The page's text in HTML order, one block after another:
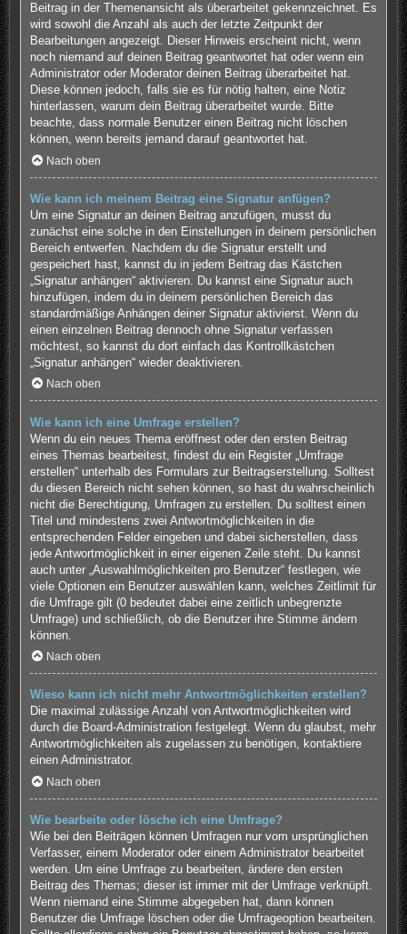
Beitrag in der Themenansicht als überarbeitet gekennzeichnet. Es
wird sowohl die Anzahl als auch der letzte Zeitpunkt der
Bearbeitungen angezeigt. Dieser Hinweis erscheint nicht, wenn
noch niemand auf deinen Beitrag geantwortet hat oder wenn ein
Administrator oder Moderator deinen Beitrag überarbeitet hat.
Diese können jedoch, falls sie es für nötig halten, eine Notiz
hinterlassen, warum dein Beitrag überarbeitet wurde. Bitte
beachte, dass normale Benutzer einen Beitrag nicht löschen
können, wenn bereits jemand darauf geantwortet hat.
Nach oben
Wie kann ich meinem Beitrag eine Signatur anfügen?
Um eine Signatur an deinen Beitrag anzufügen, musst du
zunächst eine solche in den Einstellungen in deinem persönlichen
Bereich entwerfen. Nachdem du die Signatur erstellt und
gespeichert hast, kannst du in jedem Beitrag das Kästchen
„Signatur anhängen“ aktivieren. Du kannst eine Signatur auch
hinzufügen, indem du in deinem persönlichen Bereich das
standardmäßige Anhängen deiner Signatur aktivierst. Wenn du
einen einzelnen Beitrag dennoch ohne Signatur verfassen
möchtest, so kannst du dort einfach das Kontrollkästchen
„Signatur anhängen“ wieder deaktivieren.
Nach oben
Wie kann ich eine Umfrage erstellen?
Wenn du ein neues Thema eröffnest oder den ersten Beitrag
eines Themas bearbeitest, findest du ein Register „Umfrage
erstellen“ unterhalb des Formulars zur Beitragserstellung. Solltest
du diesen Bereich nicht sehen können, so hast du wahrscheinlich
nicht die Berechtigung, Umfragen zu erstellen. Du solltest einen
Titel und mindestens zwei Antwortmöglichkeiten in die
entsprechenden Felder eingeben und dabei sicherstellen, dass
jede Antwortmöglichkeit in einer eigenen Zeile steht. Du kannst
auch unter „Auswahlmöglichkeiten pro Benutzer“ festlegen, wie
viele Optionen ein Benutzer auswählen kann, welches Zeitlimit für
die Umfrage gilt (0 bedeutet dabei eine zeitlich unbegrenzte
Umfrage) und schließlich, ob die Benutzer ihre Stimme ändern
können.
Nach oben
Wieso kann ich nicht mehr Antwortmöglichkeiten erstellen?
Die maximal zulässige Anzahl von Antwortmöglichkeiten wird
durch die Board-Administration festgelegt. Wenn du glaubst, mehr
Antwortmöglichkeiten als zugelassen zu benötigen, kontaktiere
einen Administrator.
Nach oben
Wie bearbeite oder lösche ich eine Umfrage?
Wie bei den Beiträgen können Umfragen nur vom ursprünglichen
Verfasser, einem Moderator oder einem Administrator bearbeitet
werden. Um eine Umfrage zu bearbeiten, ändere den ersten
Beitrag des Themas; dieser ist immer mit der Umfrage verknüpft.
Wenn niemand eine Stimme abgegeben hat, dann können
Benutzer die Umfrage löschen oder die Umfrageoption bearbeiten.